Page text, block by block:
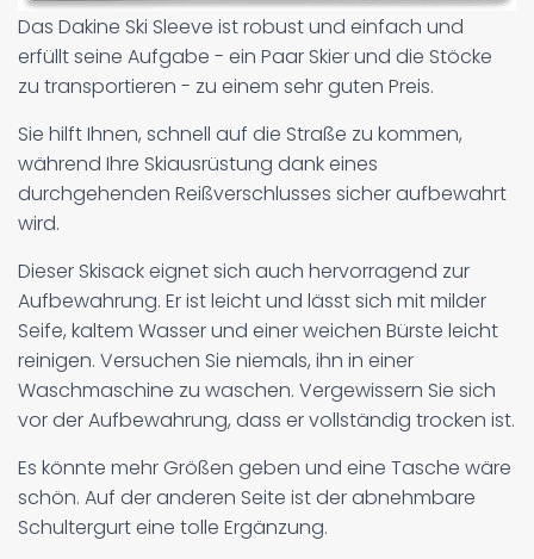
Das Dakine Ski Sleeve ist robust und einfach und
erfüllt seine Aufgabe - ein Paar Skier und die Stöcke
zu transportieren - zu einem sehr guten Preis.
Sie hilft Ihnen, schnell auf die Straße zu kommen,
während Ihre Skiausrüstung dank eines
durchgehenden Reißverschlusses sicher aufbewahrt
wird.
Dieser Skisack eignet sich auch hervorragend zur
Aufbewahrung. Er ist leicht und lässt sich mit milder
Seife, kaltem Wasser und einer weichen Bürste leicht
reinigen. Versuchen Sie niemals, ihn in einer
Waschmaschine zu waschen. Vergewissern Sie sich
vor der Aufbewahrung, dass er vollständig trocken ist.
Es könnte mehr Größen geben und eine Tasche wäre
schön. Auf der anderen Seite ist der abnehmbare
Schultergurt eine tolle Ergänzung.